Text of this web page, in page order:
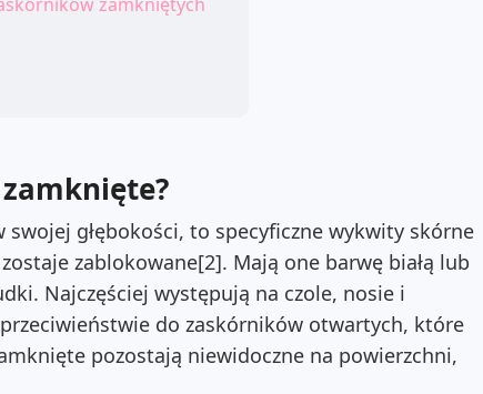
głębokości, to specyficzne wykwity skórne
zablokowane[2]. Mają one barwę białą lub
Najczęściej występują na czole, nosie i
do zaskórników otwartych, które
pozostają niewidoczne na powierzchni,